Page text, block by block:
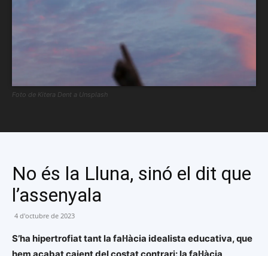
Foto de Kitera Dent a Unsplash
No és la Lluna, sinó el dit que
l’assenyala
4 d'octubre de 2023
S’ha hipertrofiat tant la fal·làcia idealista educativa, que